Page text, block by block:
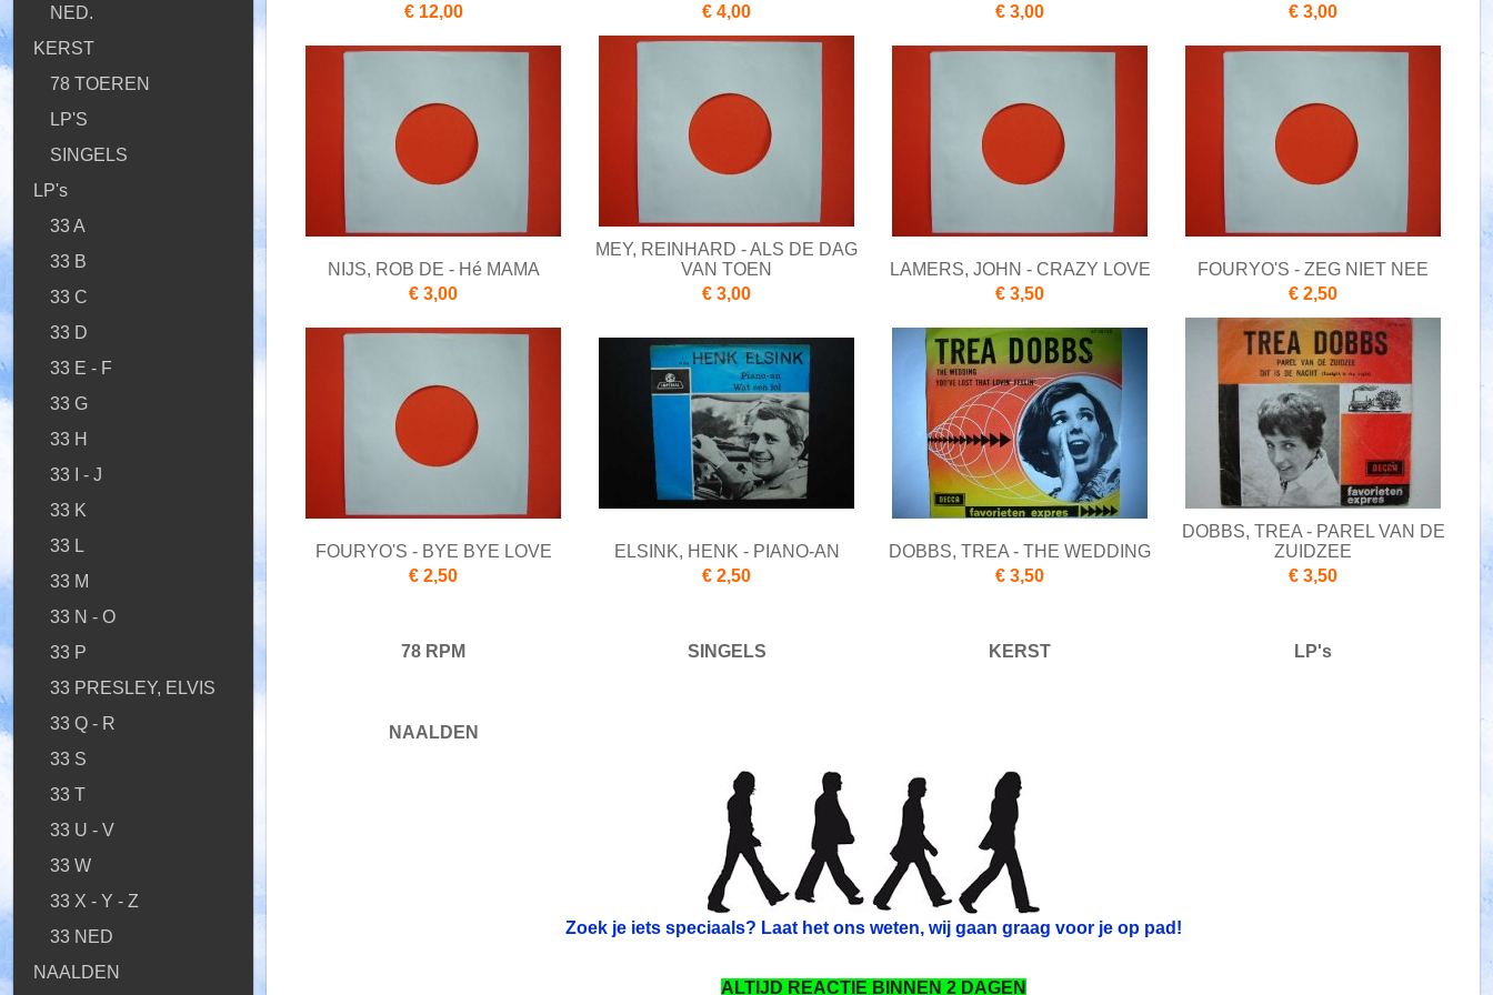
NED.
KERST
78 TOEREN
LP'S
SINGELS
LP's
33 A
33 B
33 C
33 D
33 E - F
33 G
33 H
33 I - J
33 K
33 L
33 M
33 N - O
33 P
33 PRESLEY, ELVIS
33 Q - R
33 S
33 T
33 U - V
33 W
33 X - Y - Z
33 NED
NAALDEN
€ 12,00
€ 4,00
€ 3,00
€ 3,00
NIJS, ROB DE - Hé MAMA
€ 3,00
MEY, REINHARD - ALS DE DAG
VAN TOEN
€ 3,00
LAMERS, JOHN - CRAZY LOVE
€ 3,50
FOURYO'S - ZEG NIET NEE
€ 2,50
FOURYO'S - BYE BYE LOVE
€ 2,50
ELSINK, HENK - PIANO-AN
€ 2,50
DOBBS, TREA - THE WEDDING
€ 3,50
DOBBS, TREA - PAREL VAN DE
ZUIDZEE
€ 3,50
78 RPM SINGELS KERST LP's
NAALDEN
Zoek je iets speciaals? Laat het ons weten, wij gaan graag voor je op pad!
ALTIJD REACTIE BINNEN 2 DAGEN